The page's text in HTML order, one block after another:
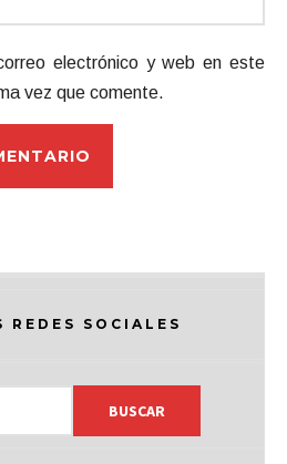
electrónico y web en este
vez que comente.
REDES SOCIALES